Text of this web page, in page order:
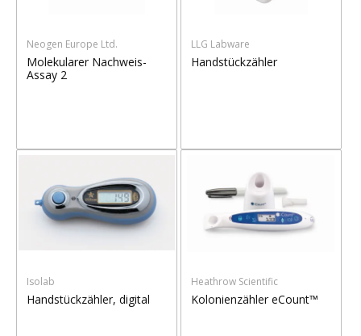
Neogen Europe Ltd.
Molekularer Nachweis-
Assay 2
LLG Labware
Handstückzähler
Isolab
Handstückzähler, digital
Heathrow Scientific
Kolonienzähler eCount™